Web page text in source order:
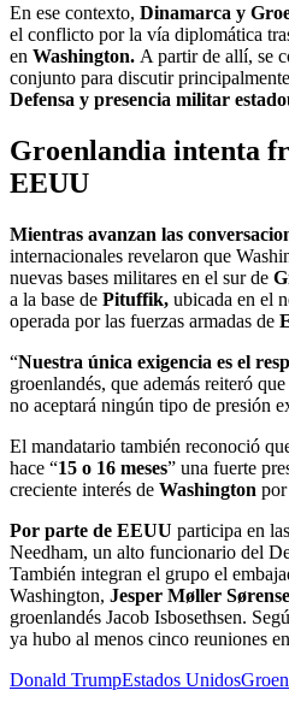
En ese contexto, Dinamarca y
el conflicto por la vía diplomática
en Washington. A partir de allí, se
conjunto para discutir
Defensa y presencia militar
Groenlandia intenta
EEUU
Mientras avanzan las
internacionales revelaron que
nuevas bases militares en el sur de
a la base de Pituffik, ubicada en el
operada por las fuerzas armadas de
“Nuestra única exigencia es el
groenlandés, que además reiteró
no aceptará ningún tipo de presión
El mandatario también reconoció
hace “15 o 16 meses” una fuerte
creciente interés de Washington
Por parte de EEUU participa en
Needham, un alto funcionario del
También integran el grupo el
Washington, Jesper Møller
groenlandés Jacob Isbosethsen.
ya hubo al menos cinco reuniones
Donald TrumpEstados Unidos